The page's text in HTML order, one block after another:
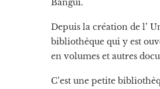
Bangui.
Depuis la création de l’
bibliothèque qui y est
en volumes et autres
C’est une petite